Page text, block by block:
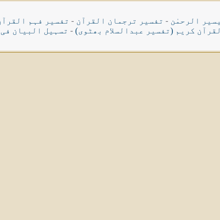
الرحمٰن - تفسیر ترجمان القرآن - تفسیر فہم
کریم (تفسیر عبدالسلام بھٹوی) - تسہیل البیان